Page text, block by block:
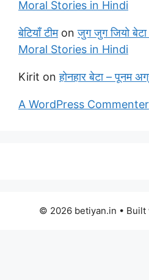
Moral Stories in Hindi
बेटियाँ टीमonजुग जुग जियो बेटा
Moral Stories in Hindi
Kirit onहोनहार बेटा – पूनम
A WordPress Commenter
© 2026 betiyan.in • Built